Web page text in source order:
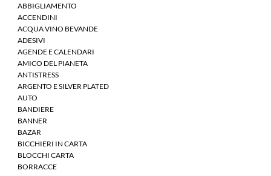
ABBIGLIAMENTO
ACCENDINI
ACQUA VINO BEVANDE
ADESIVI
AGENDE E CALENDARI
AMICO DEL PIANETA
ANTISTRESS
ARGENTO E SILVER PLATED
AUTO
BANDIERE
BANNER
BAZAR
BICCHIERI IN CARTA
BLOCCHI CARTA
BORRACCE